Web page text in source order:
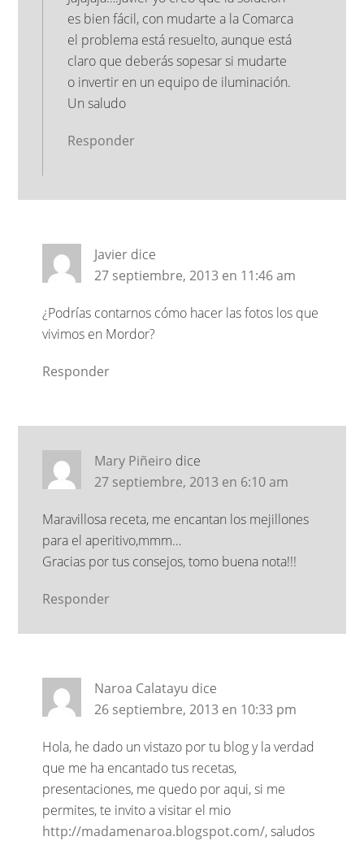
es bien fácil, con mudarte a la Comarca
el problema está resuelto, aunque está
claro que deberás sopesar si mudarte
o invertir en un equipo de iluminación.
Un saludo
Responder
Javier dice
27 septiembre, 2013 en 11:46 am
¿Podrías contarnos cómo hacer las fotos los que
vivimos en Mordor?
Responder
Mary Piñeiro dice
27 septiembre, 2013 en 6:10 am
Maravillosa receta, me encantan los mejillones
para el aperitivo,mmm…
Gracias por tus consejos, tomo buena nota!!!
Responder
Naroa Calatayu dice
26 septiembre, 2013 en 10:33 pm
Hola, he dado un vistazo por tu blog y la verdad
que me ha encantado tus recetas,
presentaciones, me quedo por aqui, si me
permites, te invito a visitar el mio
http://madamenaroa.blogspot.com/, saludos